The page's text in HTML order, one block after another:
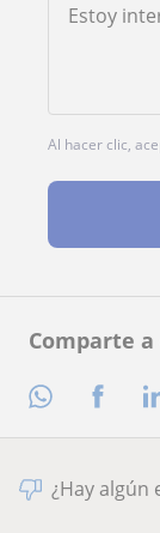
Comparte
Al hacer clic,
¿Hay algún